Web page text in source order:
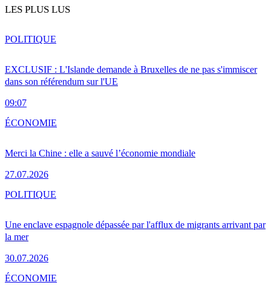
LES PLUS LUS
EXCLUSIF : L'Islande demande à Bruxelles de ne pas s'immiscer
dans son référendum sur l'UE
09:07
POLITIQUE
Merci la Chine : elle a sauvé l’économie mondiale
27.07.2026
ÉCONOMIE
Une enclave espagnole dépassée par l'afflux de migrants arrivant par
la mer
30.07.2026
POLITIQUE
ÉCONOMIE